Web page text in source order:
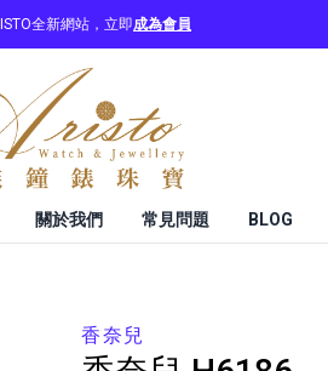
全新網站，立即成為會員
關於我們 常見問題 BLOG
香奈兒